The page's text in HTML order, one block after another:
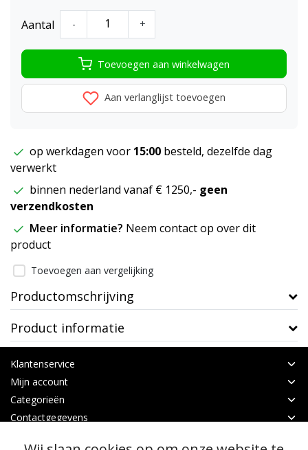
Aantal - +
Toevoegen aan winkelwagen
Aan verlanglijst toevoegen
op werkdagen voor 15:00 besteld, dezelfde dag
verwerkt
binnen nederland vanaf € 1250,- geen
verzendkosten
Meer informatie? Neem contact op over dit
product
Toevoegen aan vergelijking
Productomschrijving
Product informatie
Klantenservice
Mijn account
Categorieën
Contactgegevens